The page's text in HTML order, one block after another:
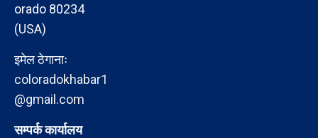
orado 80234
(USA)
इमेल ठेगानाः
coloradokhabar1
@gmail.com
सम्पर्क कार्यालय